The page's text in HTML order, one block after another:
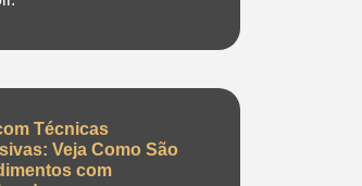
Técnicas
Veja Como São
com